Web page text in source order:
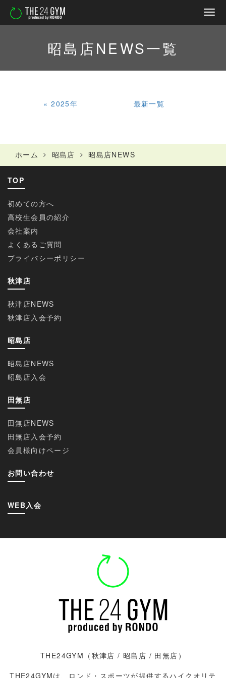
昭島店NEWS一覧
«2025年 最新一覧
ホーム 昭島店 昭島店NEWS
TOP
初めての方へ
高校生会員の紹介
会社案内
よくあるご質問
プライバシーポリシー
秋津店
秋津店NEWS
秋津店入会予約
昭島店
昭島店NEWS
昭島店入会
田無店
田無店NEWS
田無店入会予約
会員様向けページ
お問い合わせ
WEB入会
THE24GYM（ 秋津店 / 昭島店 / 田無店）
THE24GYMは、ロンド・スポーツが提供するハイクオリテ